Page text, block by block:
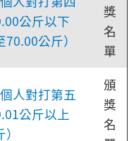
公斤以下
70.00公斤）
獎
名
單
人對打第五
公斤以上
頒
獎
名